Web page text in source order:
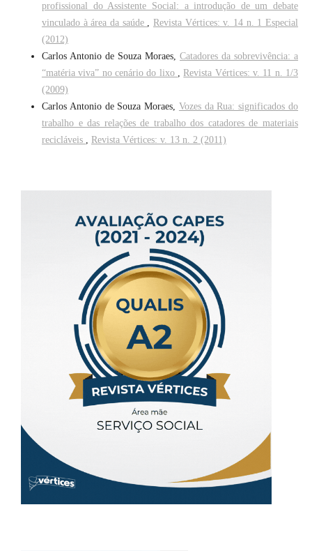
profissional do Assistente Social: a introdução de um debate
vinculado à área da saúde , Revista Vértices: v. 14 n. 1 Especial
(2012)
Carlos Antonio de Souza Moraes,Catadores da sobrevivência: a
“matéria viva” no cenário do lixo , Revista Vértices: v. 11 n. 1/3
(2009)
Carlos Antonio de Souza Moraes, Vozes da Rua: significados do
trabalho e das relações de trabalho dos catadores de materiais
recicláveis , Revista Vértices: v. 13 n. 2 (2011)